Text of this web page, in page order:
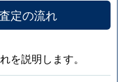
定の流れ
を説明します。